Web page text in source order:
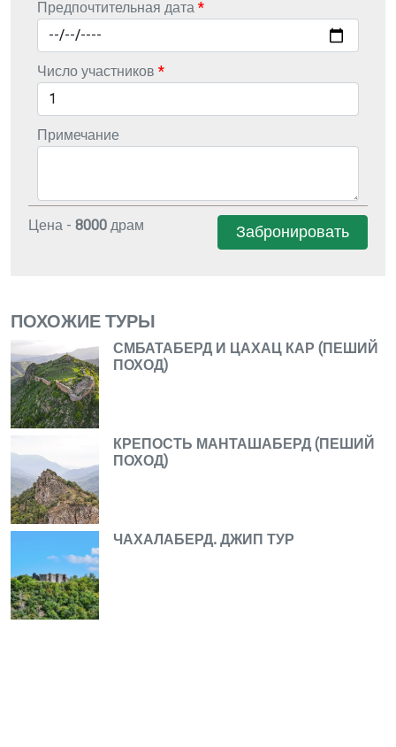
Предпочтительная дата
Число участников
Примечание
Цена - 8000 драм Забронировать
ПОХОЖИЕ ТУРЫ
СМБАТАБЕРД И ЦАХАЦ КАР (ПЕШИЙ
ПОХОД)
КРЕПОСТЬ МАНТАШАБЕРД (ПЕШИЙ
ПОХОД)
ЧАХАЛАБЕРД. ДЖИП ТУР